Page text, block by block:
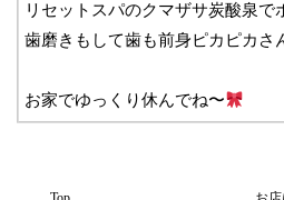
リセットスパのクマザサ炭酸泉で
歯磨きもして歯も前身ピカピカさ
お家でゆっくり休んでね〜